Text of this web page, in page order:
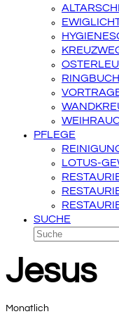
PFLEGE
LOTUS-
SUCHE
Suche
Jesus
Monatlich